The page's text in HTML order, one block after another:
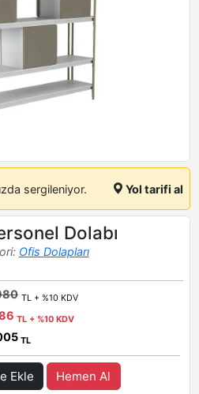
sergileniyor. Yol tarifi al
Dolabı
Ofis Dolapları
TL + %10 KDV
TL + %10 KDV
TL
Ekle Hemen Al